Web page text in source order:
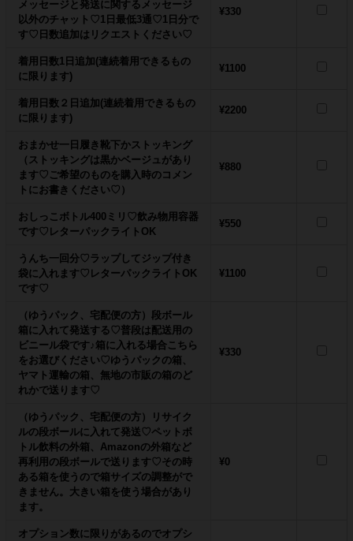
メッセージと発送に関するメッセージ
以外のチャット♡1日最低3通♡1日分で
す♡日数追加はリクエストください♡
¥330
着用日数1日追加(連続着用できるもの
に限ります)
¥1100
着用日数２日追加(連続着用できるもの
に限ります)
¥2200
おまかせ一日履き靴下かストッキング
（ストッキングは黒かベージュがあり
ます♡ご希望のものを購入時のコメン
トにお書きください♡）
¥880
おしっこボトル400ミリ♡飲み物用容器
です♡レターパックライトOK
¥550
うんち一回分♡ラップしてジップ付き
袋に入れます♡レターパックライトOK
です♡
¥1100
（ゆうパック、宅配便の方）段ボール
箱に入れて発送する♡普段は配送用の
ビニール袋です♪箱に入れる場合こちら
をお選びください♡ゆうパックの箱、
ヤマト運輸の箱、無地の市販の箱のど
れかで送ります♡
¥330
（ゆうパック、宅配便の方）リサイク
ルの段ボールに入れて発送♡ペットボ
トル飲料の外箱、Amazonの外箱など
再利用の段ボールで送ります♡その時
ある箱を使うので箱サイズの調整がで
きません。大きい箱を使う場合があり
ます。
¥0
オプション数に限りがあるのでオプシ